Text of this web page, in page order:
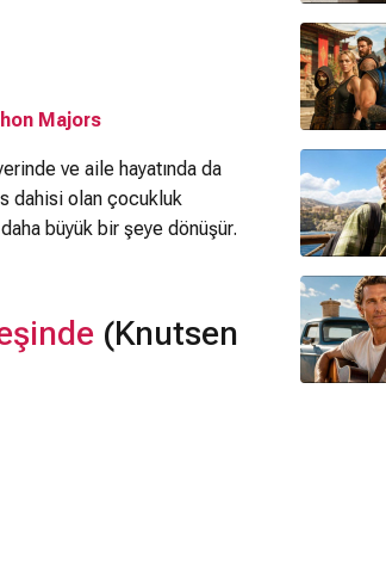
Majors
ve aile hayatında da
dahisi olan çocukluk
büyük bir şeye dönüşür.
(Knutsen